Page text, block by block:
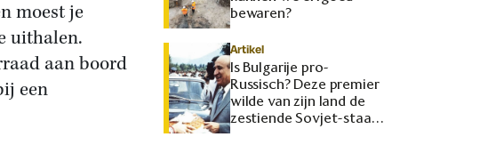
moest je
uithalen.
aan boord
een
bewaren?
Artikel
Is Bulgarije pro-
Russisch? Deze premier
wilde van zijn land de
zestiende Sovjet-staat
maken